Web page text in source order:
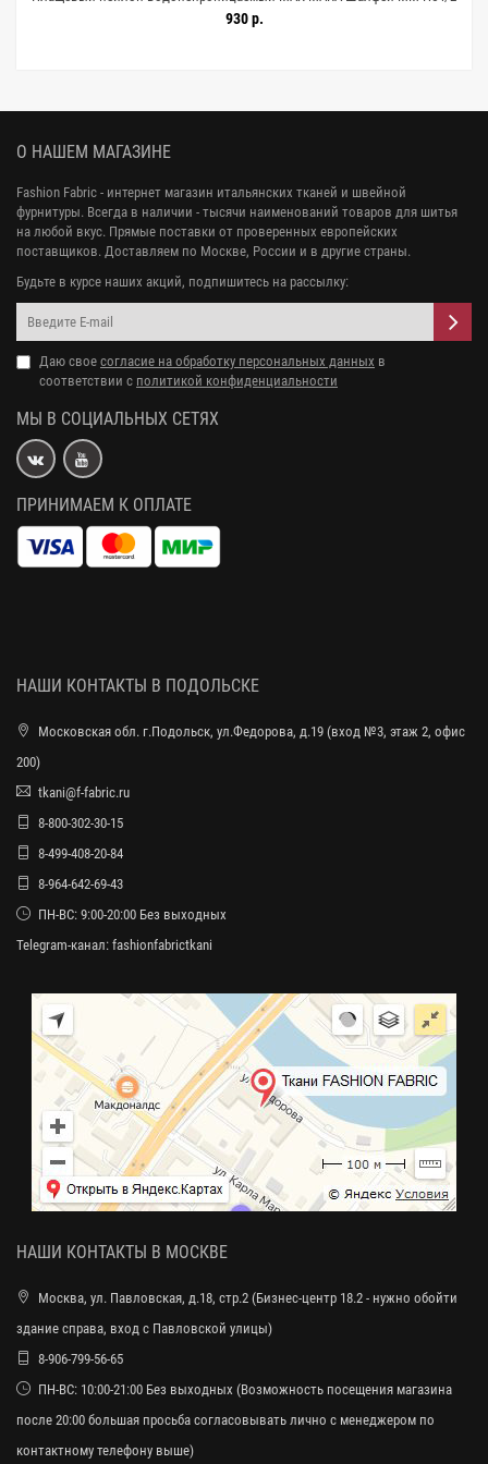
KK30 3102534
930 р.
О НАШЕМ МАГАЗИНЕ
Fashion Fabric - интернет магазин итальянских тканей и швейной
фурнитуры. Всегда в наличии - тысячи наименований товаров для шитья
на любой вкус. Прямые поставки от проверенных европейских
поставщиков. Доставляем по Москве, России и в другие страны.
Будьте в курсе наших акций, подпишитесь на рассылку:
Даю свое согласие на обработку персональных данных в
соответствии с политикой конфиденциальности
МЫ В СОЦИАЛЬНЫХ СЕТЯХ
ПРИНИМАЕМ К ОПЛАТЕ
НАШИ КОНТАКТЫ В ПОДОЛЬСКЕ
Московская обл. г.Подольск, ул.Федорова, д.19 (вход №3, этаж 2, офис
200)
tkani@f-fabric.ru
8-800-302-30-15
8-499-408-20-84
8-964-642-69-43
ПН-ВС: 9:00-20:00 Без выходных
Telegram-канал: fashionfabrictkani
НАШИ КОНТАКТЫ В МОСКВЕ
Москва, ул. Павловская, д.18, стр.2 (Бизнес-центр 18.2 - нужно обойти
здание справа, вход с Павловской улицы)
8-906-799-56-65
ПН-ВС: 10:00-21:00 Без выходных (Возможность посещения магазина
после 20:00 большая просьба согласовывать лично с менеджером по
контактному телефону выше)